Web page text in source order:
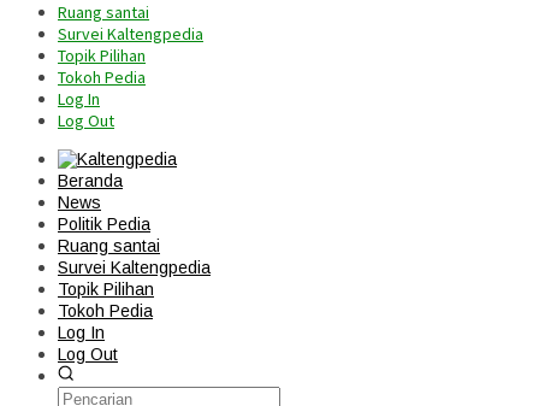
Ruang santai
Survei Kaltengpedia
Topik Pilihan
Tokoh Pedia
Log In
Log Out
Beranda
News
Politik Pedia
Ruang santai
Survei Kaltengpedia
Topik Pilihan
Tokoh Pedia
Log In
Log Out